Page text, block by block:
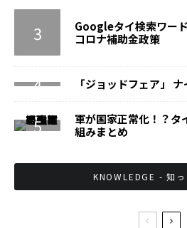
Googleタイ検索ワー
コロナ補助金政策
「ジョッドフェア」
軍が国家正常化！？タ
組みまとめ
KNOWLEDGE - 知っ